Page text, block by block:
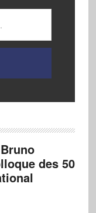
des 50